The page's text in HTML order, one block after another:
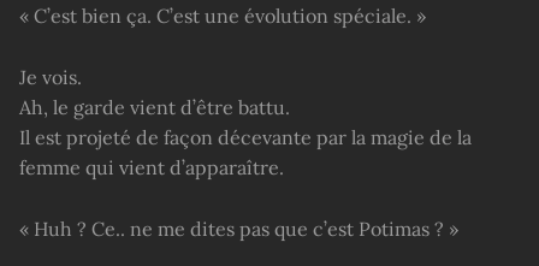
« C’est bien ça. C’est une évolution spéciale. »
Je vois.
Ah, le garde vient d’être battu.
Il est projeté de façon décevante par la magie de la
femme qui vient d’apparaître.
« Huh ? Ce.. ne me dites pas que c’est Potimas ? »